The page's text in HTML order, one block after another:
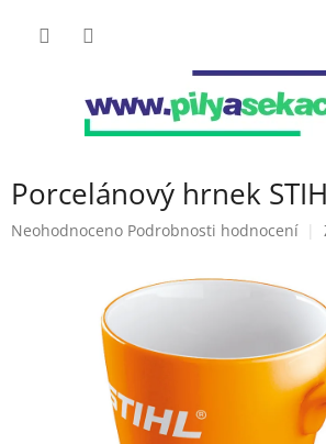
Porcelánový hrnek
Průměrné
Neohodnoceno Podrobnosti hodnocení